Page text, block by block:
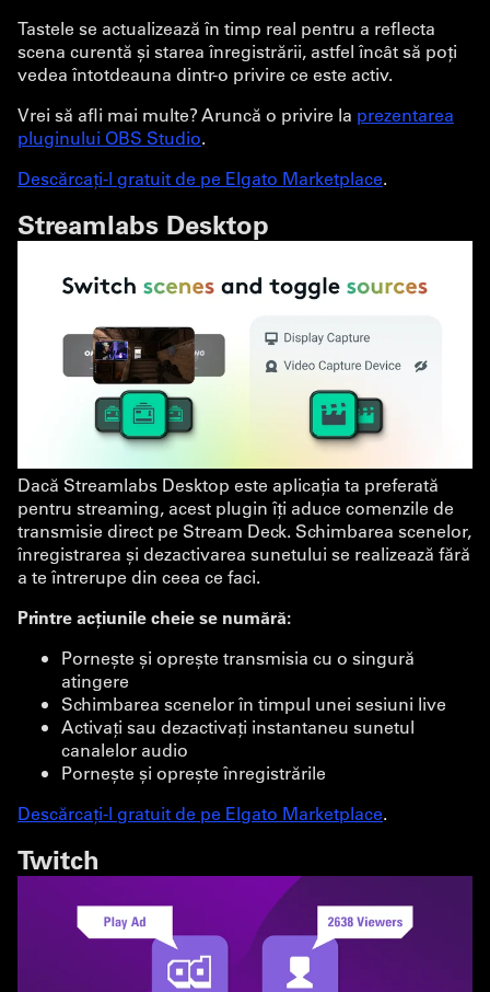
Tastele se actualizează în timp real pentru a reflecta
scena curentă și starea înregistrării, astfel încât să poți
vedea întotdeauna dintr-o privire ce este activ.
Vrei să afli mai multe? Aruncă o privire la prezentarea
pluginului OBS Studio.
Descărcați-l gratuit de pe Elgato Marketplace.
Streamlabs Desktop
Dacă Streamlabs Desktop este aplicația ta preferată
pentru streaming, acest plugin îți aduce comenzile de
transmisie direct pe Stream Deck. Schimbarea scenelor,
înregistrarea și dezactivarea sunetului se realizează fără
a te întrerupe din ceea ce faci.
Printre acțiunile cheie se numără:
Pornește și oprește transmisia cu o singură
atingere
Schimbarea scenelor în timpul unei sesiuni live
Activați sau dezactivați instantaneu sunetul
canalelor audio
Pornește și oprește înregistrările
Descărcați-l gratuit de pe Elgato Marketplace.
Twitch